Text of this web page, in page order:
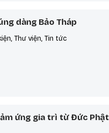
dàng Bảo Tháp
Thư viện, Tin tức
ứng gia trì từ Đức Phật